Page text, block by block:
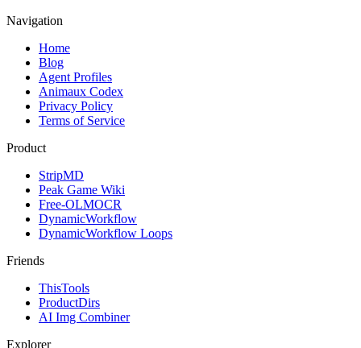
Navigation
Home
Blog
Agent Profiles
Animaux Codex
Privacy Policy
Terms of Service
Product
StripMD
Peak Game Wiki
Free-OLMOCR
DynamicWorkflow
DynamicWorkflow Loops
Friends
ThisTools
ProductDirs
AI Img Combiner
Explorer